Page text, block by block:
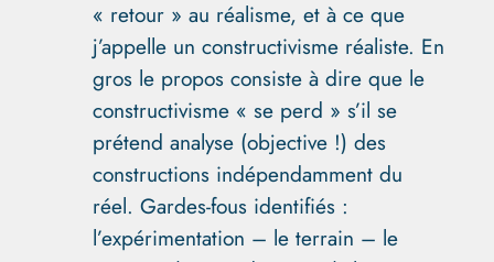
« retour » au réalisme, et à ce que
j’appelle un constructivisme réaliste. En
gros le propos consiste à dire que le
constructivisme « se perd » s’il se
prétend analyse (objective !) des
constructions indépendamment du
réel. Gardes-fous identifiés :
l’expérimentation – le terrain – le